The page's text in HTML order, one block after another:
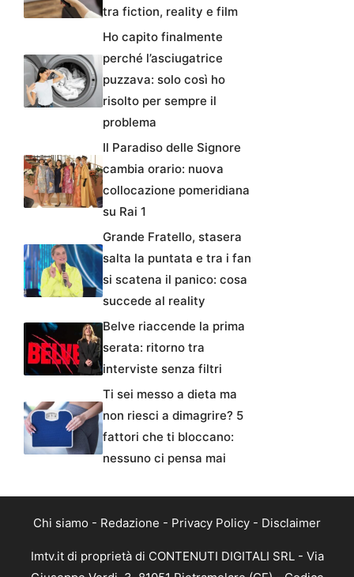
tra fiction, reality e film
Ho capito finalmente
perché l’asciugatrice
puzzava: solo così ho
risolto per sempre il
problema
Il Paradiso delle Signore
cambia orario: nuova
collocazione pomeridiana
su Rai 1
Grande Fratello, stasera
salta la puntata e tra i fan
si scatena il panico: cosa
succede al reality
Belve riaccende la prima
serata: ritorno tra
interviste senza filtri
Ti sei messo a dieta ma
non riesci a dimagrire? 5
fattori che ti bloccano:
nessuno ci pensa mai
Chi siamo - Redazione - Privacy Policy - Disclaimer
Imtv.it di proprietà di CONTENUTI DIGITALI SRL - Via